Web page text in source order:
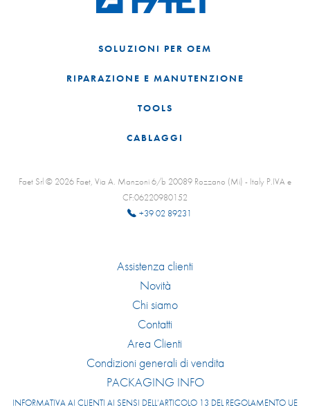
SOLUZIONI PER OEM
RIPARAZIONE E MANUTENZIONE
TOOLS
CABLAGGI
Faet Srl © 2026 Faet, Via A. Manzoni 6/b 20089 Rozzano (Mi) - Italy P.IVA e
CF:06220980152
+39 02 89231
Assistenza clienti
Novità
Chi siamo
Contatti
Area Clienti
Condizioni generali di vendita
PACKAGING INFO
INFORMATIVA AI CLIENTI AI SENSI DELL’ARTICOLO 13 DEL REGOLAMENTO UE